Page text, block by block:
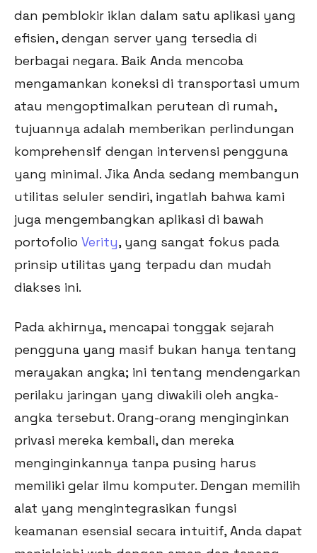
dan pemblokir iklan dalam satu aplikasi yang
efisien, dengan server yang tersedia di
berbagai negara. Baik Anda mencoba
mengamankan koneksi di transportasi umum
atau mengoptimalkan perutean di rumah,
tujuannya adalah memberikan perlindungan
komprehensif dengan intervensi pengguna
yang minimal. Jika Anda sedang membangun
utilitas seluler sendiri, ingatlah bahwa kami
juga mengembangkan aplikasi di bawah
portofolio Verity, yang sangat fokus pada
prinsip utilitas yang terpadu dan mudah
diakses ini.
Pada akhirnya, mencapai tonggak sejarah
pengguna yang masif bukan hanya tentang
merayakan angka; ini tentang mendengarkan
perilaku jaringan yang diwakili oleh angka-
angka tersebut. Orang-orang menginginkan
privasi mereka kembali, dan mereka
menginginkannya tanpa pusing harus
memiliki gelar ilmu komputer. Dengan memilih
alat yang mengintegrasikan fungsi
keamanan esensial secara intuitif, Anda dapat